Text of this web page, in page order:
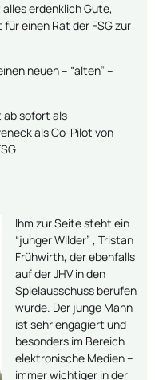
erdenklich Gute,
einen Rat der FSG zur
neuen – “alten” –
ab sofort als
als Co-Pilot von
Ihm zur Seite steht ein
“junger Wilder” , Tristan
Frühwirth, der ebenfalls
auf der JHV in den
Spielausschuss berufen
wurde. Der junge Mann
ist sehr engagiert und
besonders im Bereich
elektronische Medien –
immer wichtiger in der